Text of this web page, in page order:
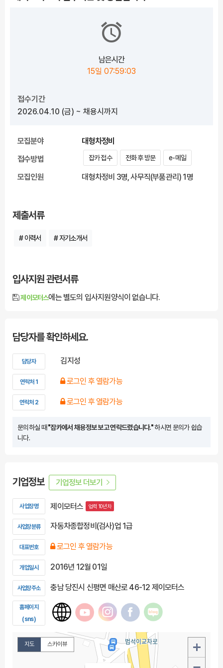
남은시간
15일 07:59:03
접수기간
2026.04.10 (금) ~ 채용시까지
모집분야
대형차정비
접수방법
잡카 접수 전화 후 방문 e-메일
모집인원 대형차정비 3명, 사무직(부품관리) 1명
제출서류
# 이력서 # 자기소개서
입사지원 관련서류
제이모터스에는 별도의 입사지원양식이 없습니다.
담당자를 확인하세요.
담당자 김지성
연락처 1 로그인 후 열람가능
연락처 2 로그인 후 열람가능
문의하실 때"잡카에서 채용정보 보고 연락드렸습니다."하시면 문의가 쉽습
니다.
기업정보 기업정보 더보기
사업장명 제이모터스 업력 10년차
사업장분류 자동차종합정비(검사)업 1급
대표번호 로그인 후 열람가능
개업일시 2016년 12월 01일
사업장주소 충남 당진시 신평면 매산로 46-12 제이모터스
홈페이지
(sns)
지도 스카이뷰